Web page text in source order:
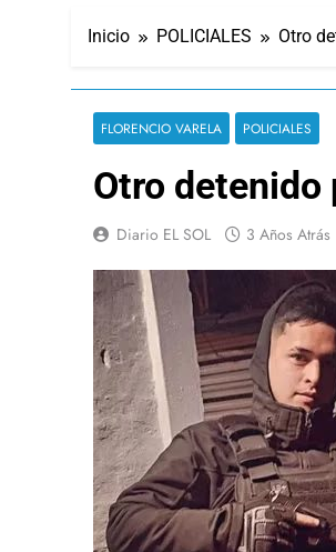
Inicio POLICIALES Otro
FLORENCIO VARELA POLICIALES
Otro detenido
Diario EL SOL 3 Años Atrás